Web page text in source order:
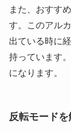
また、おすす
す。このアル
出ている時に
持っています
になります。
反転モード